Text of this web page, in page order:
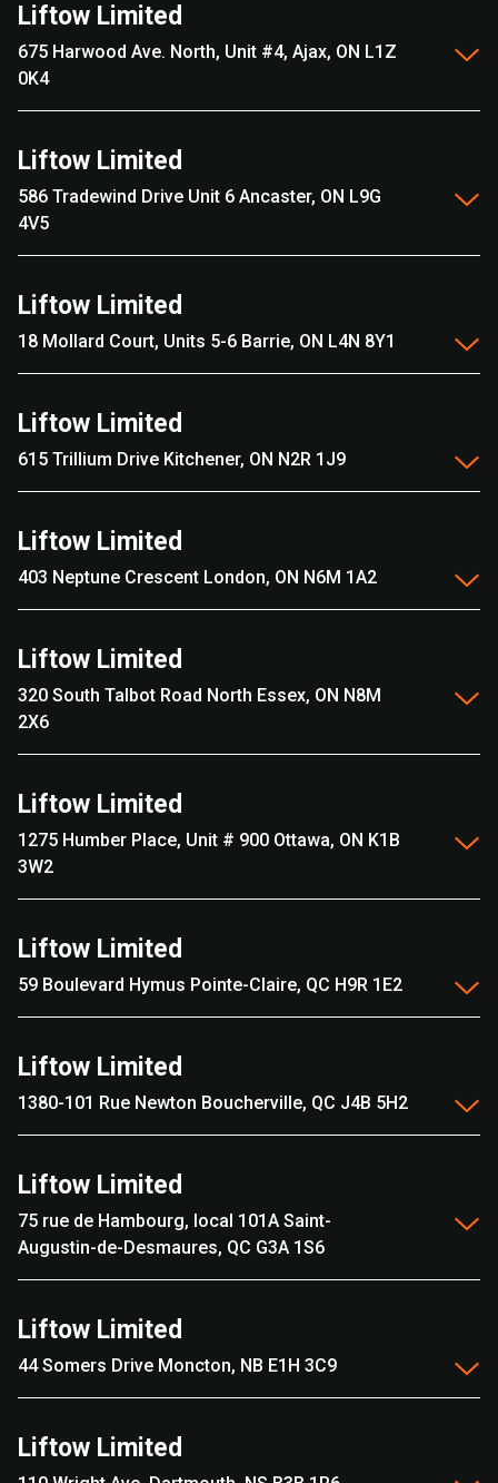
Liftow Limited
675 Harwood Ave. North, Unit #4, Ajax, ON L1Z
0K4
Liftow Limited
586 Tradewind Drive Unit 6 Ancaster, ON L9G
4V5
Liftow Limited
18 Mollard Court, Units 5-6 Barrie, ON L4N 8Y1
Liftow Limited
615 Trillium Drive Kitchener, ON N2R 1J9
Liftow Limited
403 Neptune Crescent London, ON N6M 1A2
Liftow Limited
320 South Talbot Road North Essex, ON N8M
2X6
Liftow Limited
1275 Humber Place, Unit # 900 Ottawa, ON K1B
3W2
Liftow Limited
59 Boulevard Hymus Pointe-Claire, QC H9R 1E2
Liftow Limited
1380-101 Rue Newton Boucherville, QC J4B 5H2
Liftow Limited
75 rue de Hambourg, local 101A Saint-
Augustin-de-Desmaures, QC G3A 1S6
Liftow Limited
44 Somers Drive Moncton, NB E1H 3C9
Liftow Limited